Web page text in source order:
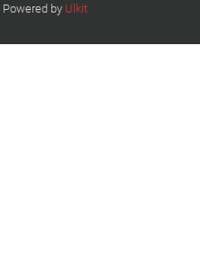
Powered by Ulkit